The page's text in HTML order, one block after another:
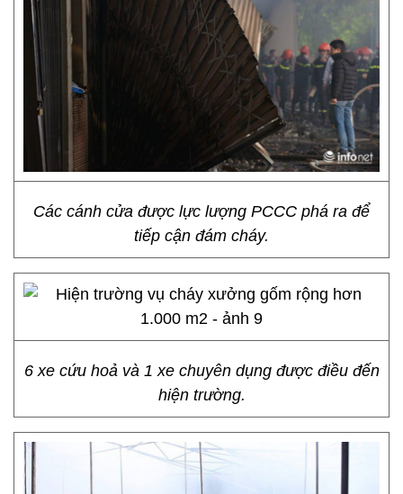
Các cánh cửa được lực lượng PCCC phá ra để
tiếp cận đám cháy.
6 xe cứu hoả và 1 xe chuyên dụng được điều đến
hiện trường.